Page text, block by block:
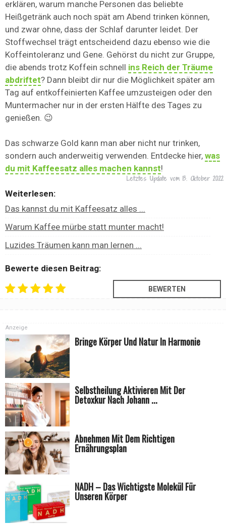
erklären, warum manche Personen das beliebte
Heißgetränk auch noch spät am Abend trinken können,
und zwar ohne, dass der Schlaf darunter leidet. Der
Stoffwechsel trägt entscheidend dazu ebenso wie die
Koffeintoleranz und Gene. Gehörst du nicht zur Gruppe,
die abends trotz Koffein schnell ins Reich der Träume
abdriftet? Dann bleibt dir nur die Möglichkeit später am
Tag auf entkoffeinierten Kaffee umzusteigen oder den
Muntermacher nur in der ersten Hälfte des Tages zu
genießen. 😉
Das schwarze Gold kann man aber nicht nur trinken,
sondern auch anderweitig verwenden. Entdecke hier, was
du mit Kaffeesatz alles machen kannst!
Letztes Update vom 13. Oktober 2022
Weiterlesen:
Das kannst du mit Kaffeesatz alles ...
Warum Kaffee mürbe statt munter macht!
Luzides Träumen kann man lernen ...
Bewerte diesen Beitrag:
Bringe Körper Und Natur In Harmonie
Selbstheilung Aktivieren Mit Der
Detoxkur Nach Johann ...
Abnehmen Mit Dem Richtigen
Ernährungsplan
Anzeige
NADH – Das Wichtigste Molekül Für
Unseren Körper